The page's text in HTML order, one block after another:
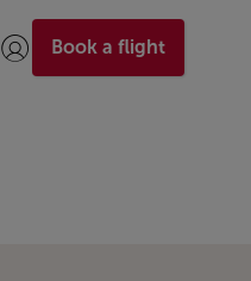
Se connecter | S’inscrire)
Book a flight